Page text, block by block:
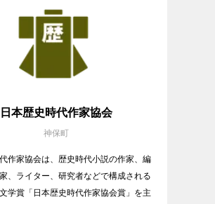
日本歴史時代作家協会
神保町
作家協会は、歴史時代小説の作家、編
、ライター、研究者などで構成される
学賞「日本歴史時代作家協会賞」を主